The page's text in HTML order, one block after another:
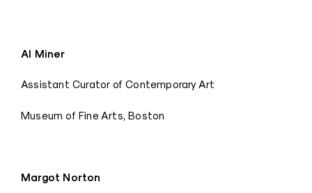
Al Miner
Assistant Curator of Contemporary Art
Museum of Fine Arts, Boston
Margot Norton